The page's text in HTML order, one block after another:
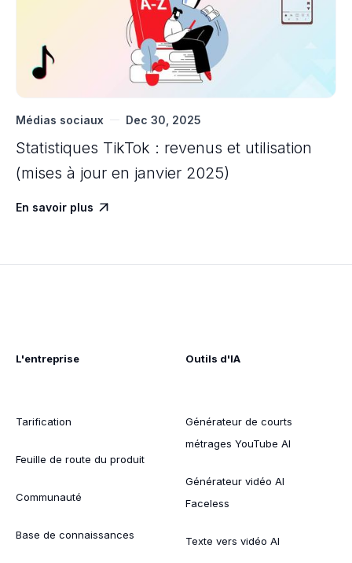
Médias sociaux Dec 30, 2025
Statistiques TikTok : revenus et utilisation
(mises à jour en janvier 2025)
En savoir plus 
L'entreprise
Tarification
Feuille de route du produit
Communauté
Base de connaissances
Outils d'IA
Générateur de courts
métrages YouTube AI
Générateur vidéo AI
Faceless
Texte vers vidéo AI